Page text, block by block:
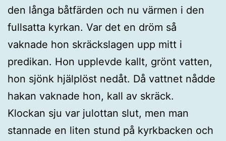
den långa båtfärden och nu värmen i den
fullsatta kyrkan. Var det en dröm så
vaknade hon skräckslagen upp mitt i
predikan. Hon upplevde kallt, grönt vatten,
hon sjönk hjälplöst nedåt. Då vattnet nådde
hakan vaknade hon, kall av skräck.
Klockan sju var julottan slut, men man
stannade en liten stund på kyrkbacken och